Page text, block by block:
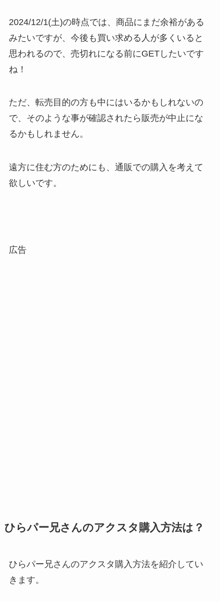
2024/12/1(土)の時点では、商品にまだ余裕がある
みたいですが、今後も買い求める人が多くいると
思われるので、売切れになる前にGETしたいです
ね！
ただ、転売目的の方も中にはいるかもしれないの
で、そのような事が確認されたら販売が中止にな
るかもしれません。
遠方に住む方のためにも、通販での購入を考えて
欲しいです。
広告
ひらパー兄さんのアクスタ購入方法は？
ひらパー兄さんのアクスタ購入方法を紹介してい
きます。